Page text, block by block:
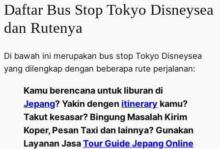
Daftar Bus Stop Tokyo Disneysea
dan Rutenya
Di bawah ini merupakan bus stop Tokyo Disneysea
yang dilengkap dengan beberapa rute perjalanan:
Kamu berencana untuk liburan di
Jepang? Yakin dengen itinerary kamu?
Takut kesasar? Bingung Masalah Kirim
Koper, Pesan Taxi dan lainnya? Gunakan
Layanan JasaTour Guide Jepang Online